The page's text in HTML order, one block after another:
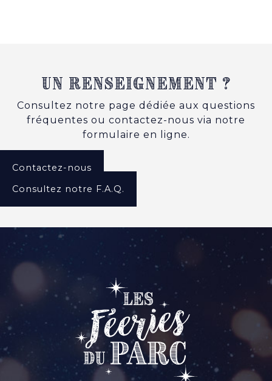
Un renseignement ?
Consultez notre page dédiée aux questions
fréquentes ou contactez-nous via notre
formulaire en ligne.
Contactez-nous
Consultez notre F.A.Q.